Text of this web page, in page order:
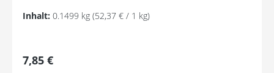
Inhalt: 0.1499 kg (52,37 € / 1 kg)
Regulärer Preis:
7,85 €